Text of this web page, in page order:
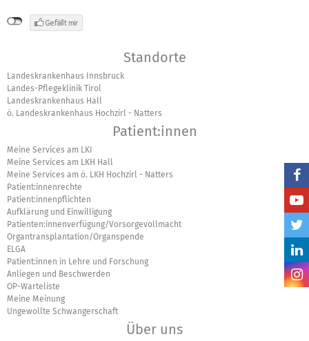
Standorte
Landeskrankenhaus Innsbruck
Landes-Pflegeklinik Tirol
Landeskrankenhaus Hall
ö. Landeskrankenhaus Hochzirl - Natters
Patient:innen
Meine Services am LKI
Meine Services am LKH Hall
Meine Services am ö. LKH Hochzirl - Natters
Patient:innenrechte
Patient:innenpflichten
Aufklärung und Einwilligung
Patienten:innenverfügung/Vorsorgevollmacht
Organtransplantation/Organspende
ELGA
Patient:innen in Lehre und Forschung
Anliegen und Beschwerden
OP-Warteliste
Meine Meinung
Ungewollte Schwangerschaft
Über uns